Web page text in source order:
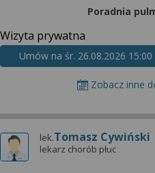
Poradnia
Wizyta prywatna
Umów na śr. 26.08.2026 15:00
Zobacz inne
lek.Tomasz Cywiński
lekarz chorób płuc